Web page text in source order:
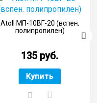
Atoll МП-10ВГ-20 (вспен.
полипропилен)
135 руб.
Купить